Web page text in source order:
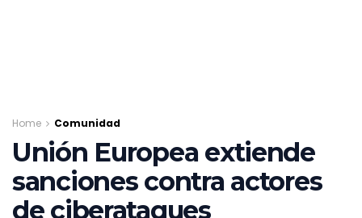
Home Comunidad
Unión Europea extiende
sanciones contra actores
de ciberataques